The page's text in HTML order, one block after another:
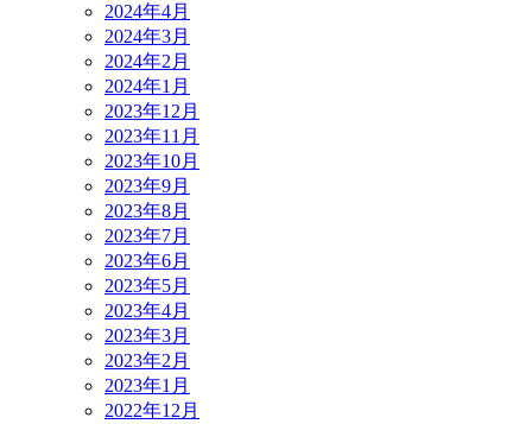
2024年4月
2024年3月
2024年2月
2024年1月
2023年12月
2023年11月
2023年10月
2023年9月
2023年8月
2023年7月
2023年6月
2023年5月
2023年4月
2023年3月
2023年2月
2023年1月
2022年12月